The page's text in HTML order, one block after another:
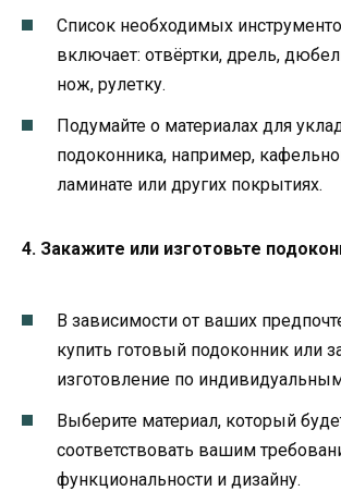
Список необходимых
включает: отвёртки, дрель,
нож, рулетку.
Подумайте о материалах для
подоконника, например,
ламинате или других покрытиях.
4. Закажите или изготовьте
В зависимости от ваших
купить готовый подоконник или
изготовление по
Выберите материал, который
соответствовать вашим
функциональности и дизайну.